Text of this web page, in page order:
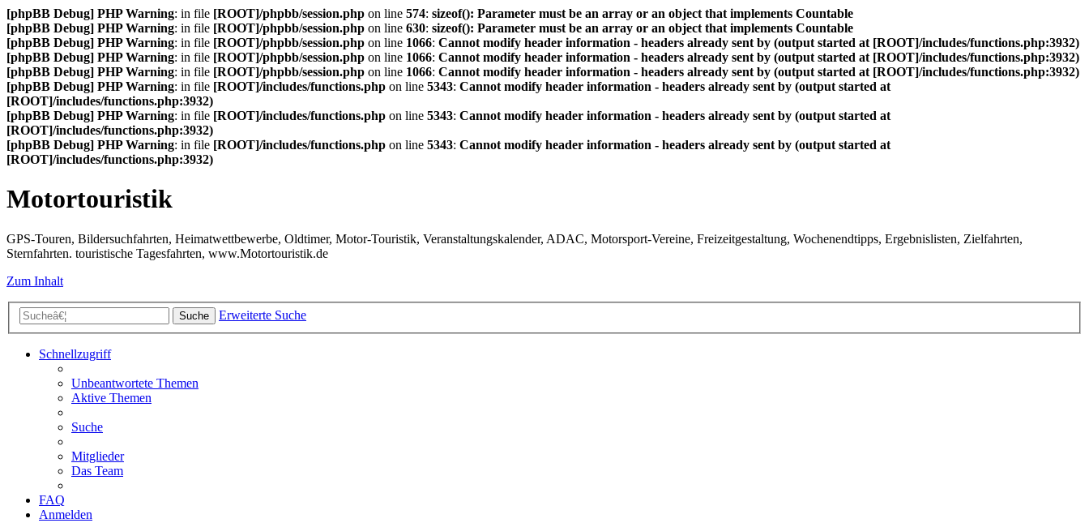
[phpBB Debug] PHP Warning: in file [ROOT]/phpbb/session.php on line 574: sizeof(): Parameter must be an array or an object that implements Countable
[phpBB Debug] PHP Warning: in file [ROOT]/phpbb/session.php on line 630: sizeof(): Parameter must be an array or an object that implements Countable
[phpBB Debug] PHP Warning: in file [ROOT]/phpbb/session.php on line 1066: Cannot modify header information - headers already sent by (output started at [ROOT]/includes/functions.php:3932)
[phpBB Debug] PHP Warning: in file [ROOT]/phpbb/session.php on line 1066: Cannot modify header information - headers already sent by (output started at [ROOT]/includes/functions.php:3932)
[phpBB Debug] PHP Warning: in file [ROOT]/phpbb/session.php on line 1066: Cannot modify header information - headers already sent by (output started at [ROOT]/includes/functions.php:3932)
[phpBB Debug] PHP Warning: in file [ROOT]/includes/functions.php on line 5343: Cannot modify header information - headers already sent by (output started at
[ROOT]/includes/functions.php:3932)
[phpBB Debug] PHP Warning: in file [ROOT]/includes/functions.php on line 5343: Cannot modify header information - headers already sent by (output started at
[ROOT]/includes/functions.php:3932)
[phpBB Debug] PHP Warning: in file [ROOT]/includes/functions.php on line 5343: Cannot modify header information - headers already sent by (output started at
[ROOT]/includes/functions.php:3932)
Motortouristik
GPS-Touren, Bildersuchfahrten, Heimatwettbewerbe, Oldtimer, Motor-Touristik, Veranstaltungskalender, ADAC, Motorsport-Vereine, Freizeitgestaltung, Wochenendtipps, Ergebnislisten, Zielfahrten,
Sternfahrten. touristische Tagesfahrten, www.Motortouristik.de
Zum Inhalt
Suche Erweiterte Suche
Schnellzugriff
Unbeantwortete Themen
Aktive Themen
Suche
Mitglieder
Das Team
FAQ
Anmelden